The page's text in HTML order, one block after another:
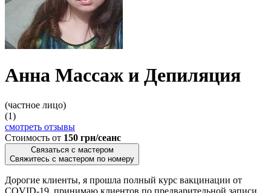
Анна Массаж и Депиляция
(частное лицо)
(1)
смотреть отзывы
Стоимость от 150 грн/сеанс
Связаться с мастером
Свяжитесь с мастером по номеру
Дорогие клиенты, я прошла полный курс вакцинации от
COVID-19, принимаю клиентов по предварительной записи,